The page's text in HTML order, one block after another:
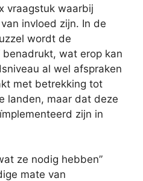
vraagstuk waarbij
invloed zijn. In de
wordt de
benadrukt, wat erop kan
al wel afspraken
met betrekking tot
landen, maar dat deze
zijn in
ze nodig hebben”
mate van